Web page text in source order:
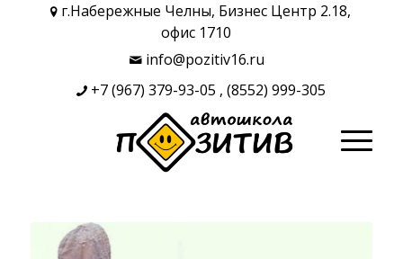
г.Набережные Челны, Бизнес Центр 2.18,
офис 1710
info@pozitiv16.ru
+7 (967) 379-93-05 ,(8552) 999-305